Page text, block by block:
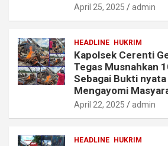
April 25, 2025 admin
HEADLINE HUKRIM
Kapolsek Cerenti
Tegas Musnahkan
Sebagai Bukti nyata
Mengayomi
April 22, 2025 admin
HEADLINE HUKRIM